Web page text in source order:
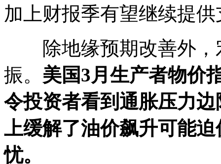
加上财报季有望继续提
除地缘预期改善外，
振。 美国3月生产者物价
令投资者看到通胀压力
上缓解了油价飙升可能
忧。